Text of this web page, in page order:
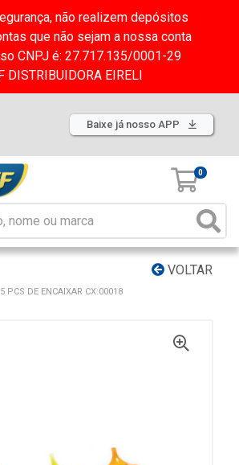
não realizem depósitos
que não sejam a nossa conta
CNPJ é: 27.717.135/0001-29
DISTRIBUIDORA EIRELI
Baixe já nosso APP
0
VOLTAR
PCS DE ENCAIXAR CX:00018